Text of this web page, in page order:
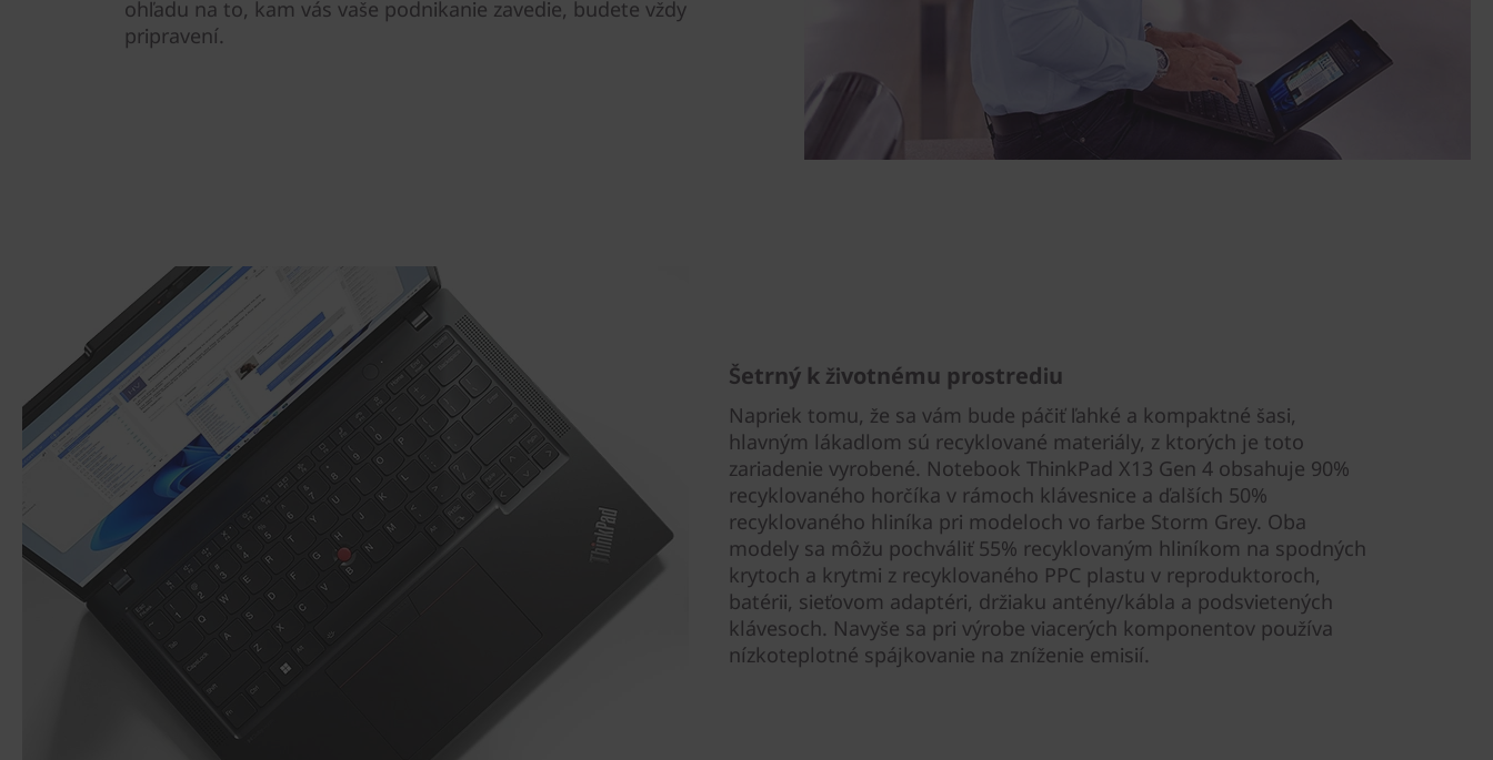
ohľadu na to, kam vás vaše podnikanie zavedie, budete vždy
pripravení.
Šetrný k životnému prostrediu
Napriek tomu, že sa vám bude páčiť ľahké a kompaktné šasi,
hlavným lákadlom sú recyklované materiály, z ktorých je toto
zariadenie vyrobené. Notebook ThinkPad X13 Gen 4 obsahuje 90%
recyklovaného horčíka v rámoch klávesnice a ďalších 50%
recyklovaného hliníka pri modeloch vo farbe Storm Grey. Oba
modely sa môžu pochváliť 55% recyklovaným hliníkom na spodných
krytoch a krytmi z recyklovaného PPC plastu v reproduktoroch,
batérii, sieťovom adaptéri, držiaku antény/kábla a podsvietených
klávesoch. Navyše sa pri výrobe viacerých komponentov používa
nízkoteplotné spájkovanie na zníženie emisií.